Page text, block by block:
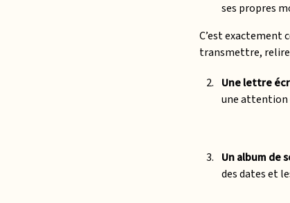
ses propres
C’est exactement
transmettre,
Une lettre
une attention
Un album de
des dates et